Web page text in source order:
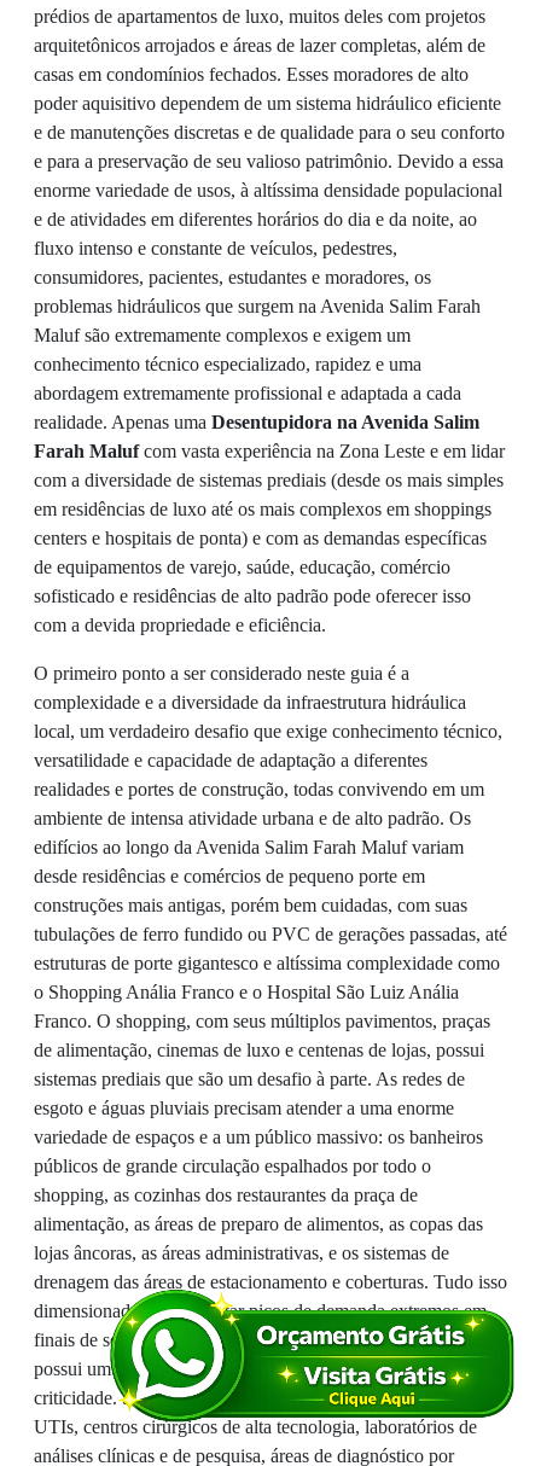
prédios de apartamentos de luxo, muitos deles com projetos
arquitetônicos arrojados e áreas de lazer completas, além de
casas em condomínios fechados. Esses moradores de alto
poder aquisitivo dependem de um sistema hidráulico eficiente
e de manutenções discretas e de qualidade para o seu conforto
e para a preservação de seu valioso patrimônio. Devido a essa
enorme variedade de usos, à altíssima densidade populacional
e de atividades em diferentes horários do dia e da noite, ao
fluxo intenso e constante de veículos, pedestres,
consumidores, pacientes, estudantes e moradores, os
problemas hidráulicos que surgem na Avenida Salim Farah
Maluf são extremamente complexos e exigem um
conhecimento técnico especializado, rapidez e uma
abordagem extremamente profissional e adaptada a cada
realidade. Apenas uma Desentupidora na Avenida Salim
Farah Malufcom vasta experiência na Zona Leste e em lidar
com a diversidade de sistemas prediais (desde os mais simples
em residências de luxo até os mais complexos em shoppings
centers e hospitais de ponta) e com as demandas específicas
de equipamentos de varejo, saúde, educação, comércio
sofisticado e residências de alto padrão pode oferecer isso
com a devida propriedade e eficiência.
O primeiro ponto a ser considerado neste guia é a
complexidade e a diversidade da infraestrutura hidráulica
local, um verdadeiro desafio que exige conhecimento técnico,
versatilidade e capacidade de adaptação a diferentes
realidades e portes de construção, todas convivendo em um
ambiente de intensa atividade urbana e de alto padrão. Os
edifícios ao longo da Avenida Salim Farah Maluf variam
desde residências e comércios de pequeno porte em
construções mais antigas, porém bem cuidadas, com suas
tubulações de ferro fundido ou PVC de gerações passadas, até
estruturas de porte gigantesco e altíssima complexidade como
o Shopping Anália Franco e o Hospital São Luiz Anália
Franco. O shopping, com seus múltiplos pavimentos, praças
de alimentação, cinemas de luxo e centenas de lojas, possui
sistemas prediais que são um desafio à parte. As redes de
esgoto e águas pluviais precisam atender a uma enorme
variedade de espaços e a um público massivo: os banheiros
públicos de grande circulação espalhados por todo o
shopping, as cozinhas dos restaurantes da praça de
alimentação, as áreas de preparo de alimentos, as copas das
lojas âncoras, as áreas administrativas, e os sistemas de
drenagem das áreas de estacionamento e coberturas. Tudo isso
dimensionado para suportar picos de demanda extremos em
finais de semana e feriados. O Hospital São Luiz, por sua vez,
possui um sistema hidráulico de altíssima complexidade e
criticidade. Suas redes precisam atender a alas de internação,
UTIs, centros cirúrgicos de alta tecnologia, laboratórios de
análises clínicas e de pesquisa, áreas de diagnóstico por